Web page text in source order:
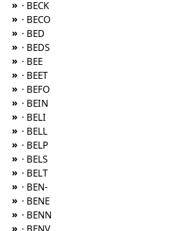
» · BECK
» · BECO
» · BED
» · BEDS
» · BEE
» · BEET
» · BEFO
» · BEIN
» · BELI
» · BELL
» · BELP
» · BELS
» · BELT
» · BEN-
» · BENE
» · BENN
»